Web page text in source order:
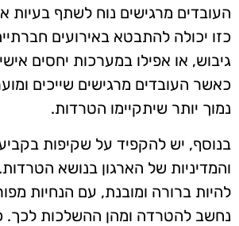
העובדים מרגישים נוח לשתף בעיות
כזו יכולה להתבטא באירועים
גיבוש, או אפילו במערכות יחסים
כאשר העובדים מרגישים שייכים
נמוך יותר שיתקיימו הטרדות.
בנוסף, יש להקפיד על שקיפות
והמדיניות של הארגון בנושא
להיות ברורה ומובנת, עם הנחיות
נחשב להטרדה ומהן ההשלכות לכך.